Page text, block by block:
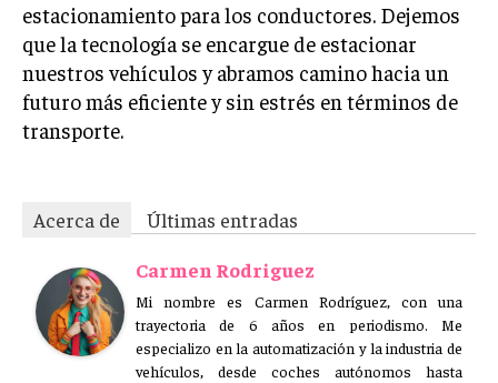
estacionamiento para los conductores. Dejemos
que la tecnología se encargue de estacionar
nuestros vehículos y abramos camino hacia un
futuro más eficiente y sin estrés en términos de
transporte.
Acerca de
Últimas entradas
Carmen Rodriguez
Mi nombre es Carmen Rodríguez, con una
trayectoria de 6 años en periodismo. Me
especializo en la automatización y la industria de
vehículos, desde coches autónomos hasta